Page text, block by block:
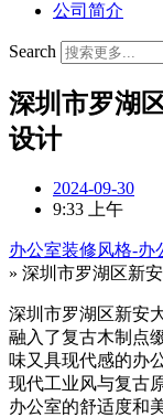
公司简介
Search
深圳市罗湖
设计
2024-09-30
9:33 上午
办公室装修风格-办
» 深圳市罗湖区新
深圳市罗湖区新安
融入了复古木制点
味又具现代感的办
现代工业风与复古
办公室的舒适度和